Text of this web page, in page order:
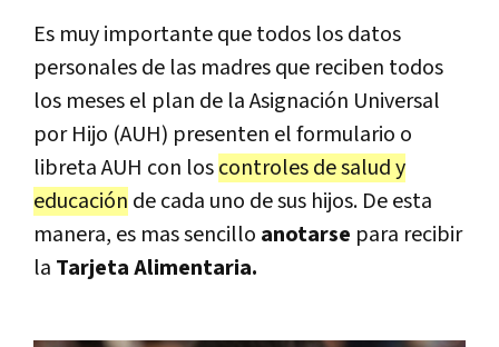
Es muy importante que todos los datos
personales de las madres que reciben todos
los meses el plan de la Asignación Universal
por Hijo (AUH) presenten el formulario o
libreta AUH con loscontroles de salud y
educación de cada uno de sus hijos. De esta
manera, es mas sencillo anotarse para recibir
la Tarjeta Alimentaria.